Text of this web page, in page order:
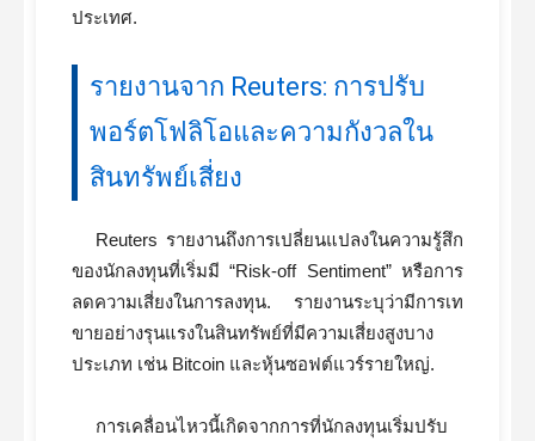
ประเทศ.
รายงานจาก Reuters: การปรับ
พอร์ตโฟลิโอและความกังวลใน
สินทรัพย์เสี่ยง
Reuters รายงานถึงการเปลี่ยนแปลงในความรู้สึก
ของนักลงทุนที่เริ่มมี “Risk-off Sentiment” หรือการ
ลดความเสี่ยงในการลงทุน. รายงานระบุว่ามีการเท
ขายอย่างรุนแรงในสินทรัพย์ที่มีความเสี่ยงสูงบาง
ประเภท เช่น Bitcoin และหุ้นซอฟต์แวร์รายใหญ่.
การเคลื่อนไหวนี้เกิดจากการที่นักลงทุนเริ่มปรับ